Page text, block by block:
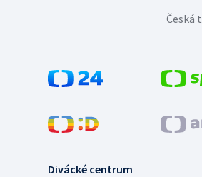
Divácké centrum
Česká